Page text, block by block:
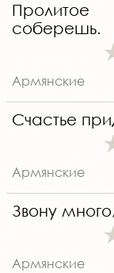
соберешь.
Армянские
Счастье
Армянские
Звону
Армянские